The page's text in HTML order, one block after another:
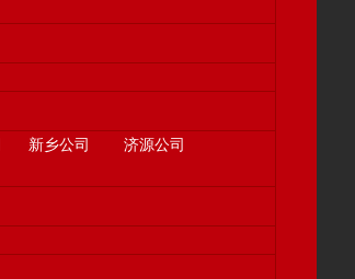
新乡公司
济源公司